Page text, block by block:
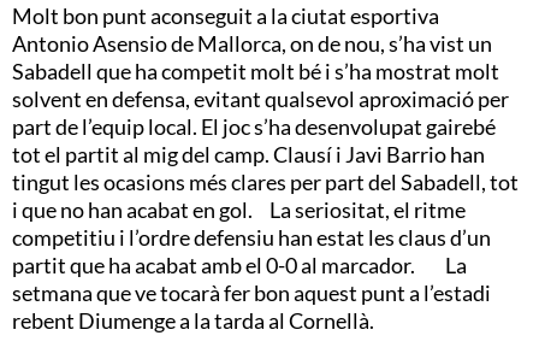
Molt bon punt aconseguit a la ciutat esportiva
AntonioAsensiode Mallorca, on de nou, s’ha vist un
Sabadell que ha competit molt bé i s’ha mostrat molt
solvent en defensa, evitant qualsevol aproximació per
part de l’equip local. El joc s’ha desenvolupat gairebé
tot el partit al mig del camp.Clausíi Javi Barriohan
tingut les ocasions més clares per part del Sabadell, tot
i que no han acabat en gol. La seriositat, el ritme
competitiu i l’ordre defensiu han estat les claus d’un
partit que ha acabat amb el 0-0 al marcador. La
setmana que ve tocarà fer bon aquest punt a l’estadi
rebent Diumenge a la tarda al Cornellà.